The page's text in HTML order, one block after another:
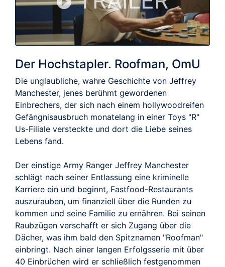
Der Hochstapler. Roofman, OmU
Die unglaubliche, wahre Geschichte von Jeffrey
Manchester, jenes berühmt gewordenen
Einbrechers, der sich nach einem hollywoodreifen
Gefängnisausbruch monatelang in einer Toys "R"
Us-Filiale versteckte und dort die Liebe seines
Lebens fand.
Der einstige Army Ranger Jeffrey Manchester
schlägt nach seiner Entlassung eine kriminelle
Karriere ein und beginnt, Fastfood-Restaurants
auszurauben, um finanziell über die Runden zu
kommen und seine Familie zu ernähren. Bei seinen
Raubzügen verschafft er sich Zugang über die
Dächer, was ihm bald den Spitznamen "Roofman"
einbringt. Nach einer langen Erfolgsserie mit über
40 Einbrüchen wird er schließlich festgenommen